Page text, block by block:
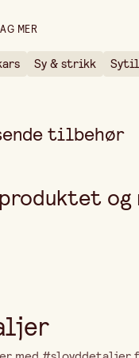
MER
Sy & strikk
tilbehør
og